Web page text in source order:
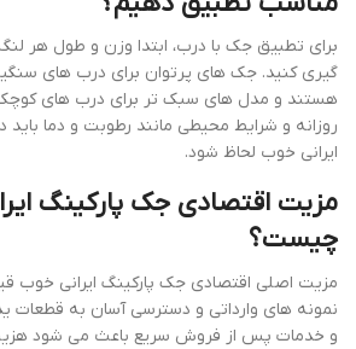
برای تطبیق جک با درب، ابتدا وزن و طول هر
گیری کنید. جک های پرتوان برای درب های
هستند و مدل های سبک تر برای درب های
روزانه و شرایط محیطی مانند رطوبت و دما باید
ایرانی خوب لحاظ شود.
مزیت اقتصادی جک پارکینگ
چیست؟
مزیت اصلی اقتصادی جک پارکینگ ایرانی
نمونه های وارداتی و دسترسی آسان به قطعات
و خدمات پس از فروش سریع باعث می شود